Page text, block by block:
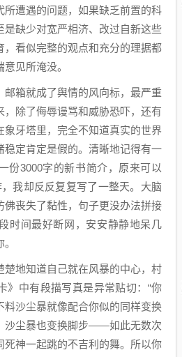
所遭遇的问题，如果缺乏前置的科
是缺少对宽严相济、改过自新这些
，看似完整的观点和充分的理据都
见所淹没。
邮箱就成了舆情的风向标，最严重
，除了侮辱谩骂和威胁恐吓，还有
象牙塔里，完全不知道真实的世界
稳定肯定是假的。清晰地记得有一
份3000字的新书简介，原来可以
我却反反复复写了一整天。大脑
佛丧失了黏性，句子更没办法拼接
时间最好断网，安安静静地呆几
楚地知道自己就在风暴的中心，村
》中有段描写真是异常贴切：“你
料沙尘暴就像配合你似的同样变换
沙尘暴也变换脚步——如此无数次
死神一起跳的不吉利的舞。所以你